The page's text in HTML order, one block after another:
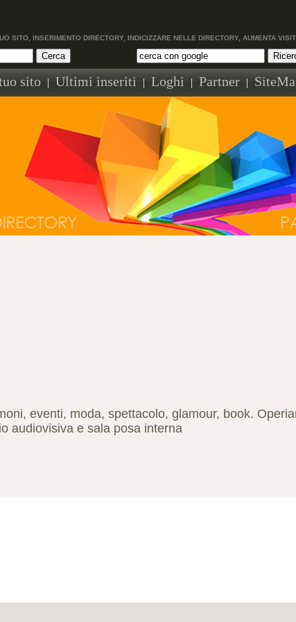
SITO, INSERIMENTO DIRECTORY, INDICIZZARE NELLE DIRECTORY, AUMENTA
sito | Ultimi inseriti | Loghi | Partner |
eventi, moda, spettacolo, glamour, book.
audiovisiva e sala posa interna